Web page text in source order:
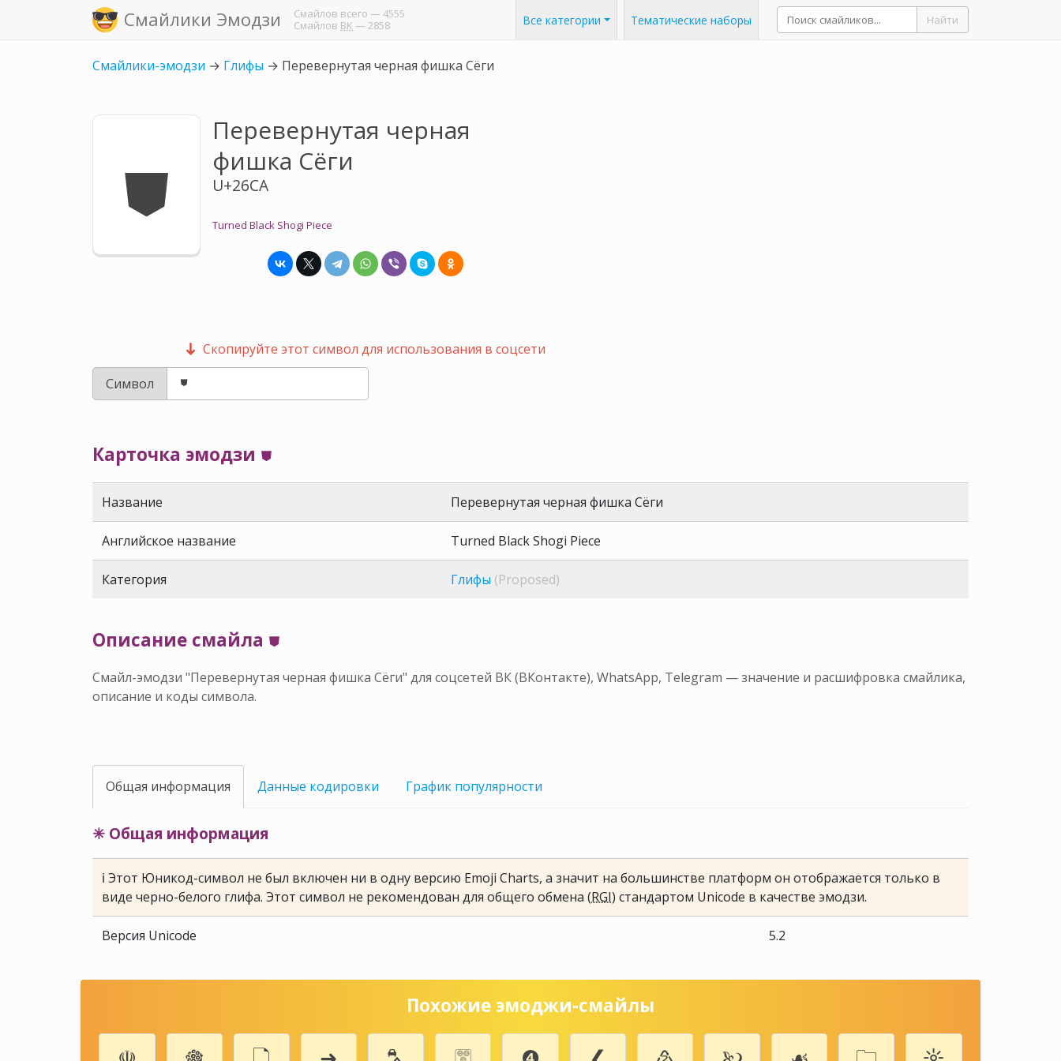
Смайлики Эмодзи Смайлов всего — 4555
Смайлов ВК — 2858 Все категории Тематические наборы Найти
Смайлики-эмодзи → Глифы → Перевернутая черная фишка Сёги
⛊
Перевернутая черная
фишка Сёги
U+26CA
Turned Black Shogi Piece
Скопируйте этот символ для использования в соцсети
Символ
Карточка эмодзи ⛊
Название Перевернутая черная фишка Сёги
Английское название Turned Black Shogi Piece
Категория Глифы (Proposed)
Описание смайла ⛊
Смайл-эмодзи "Перевернутая черная фишка Сёги" для соцсетей ВК (ВКонтакте), WhatsApp, Telegram — значение и расшифровка смайлика,
описание и коды символа.
Общая информация Данные кодировки График популярности
✳ Общая информация
ℹ Этот Юникод-символ не был включен ни в одну версию Emoji Charts, а значит на большинстве платформ он отображается только в
виде черно-белого глифа. Этот символ не рекомендован для общего обмена (RGI) стандартом Unicode в качестве эмодзи.
Версия Unicode 5.2
Похожие эмоджи-смайлы